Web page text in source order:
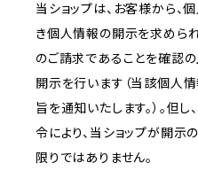
当ショップは、お客様から
き個人情報の開示を求めら
のご請求であることを確認の
開示を行います（当該個人
旨を通知いたします。）。但
令により、当ショップが開示
限りではありません。